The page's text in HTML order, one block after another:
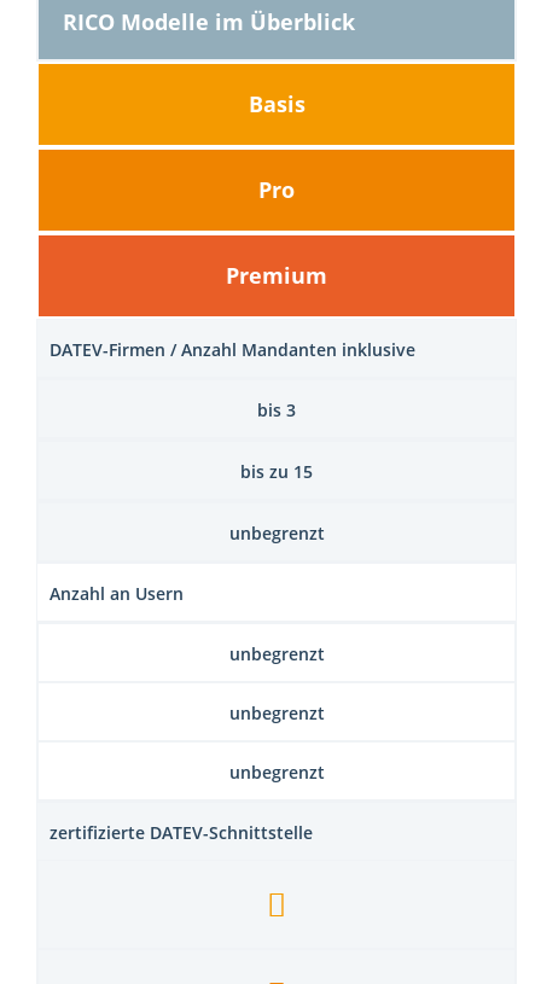
RICO Modelle im Überblick
Basis
Pro
Premium
DATEV-Firmen / Anzahl Mandanten inklusive
bis 3
bis zu 15
unbegrenzt
Anzahl an Usern
unbegrenzt
unbegrenzt
unbegrenzt
zertifizierte DATEV-Schnittstelle